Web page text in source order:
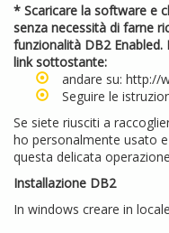
* Scaricare la software e
senza necessità di farne
funzionalità DB2
link sottostante:
andare su:http://
Seguire le
Se siete riusciti a
ho personalmente usato
questa delicata
Installazione DB2
In windows creare in